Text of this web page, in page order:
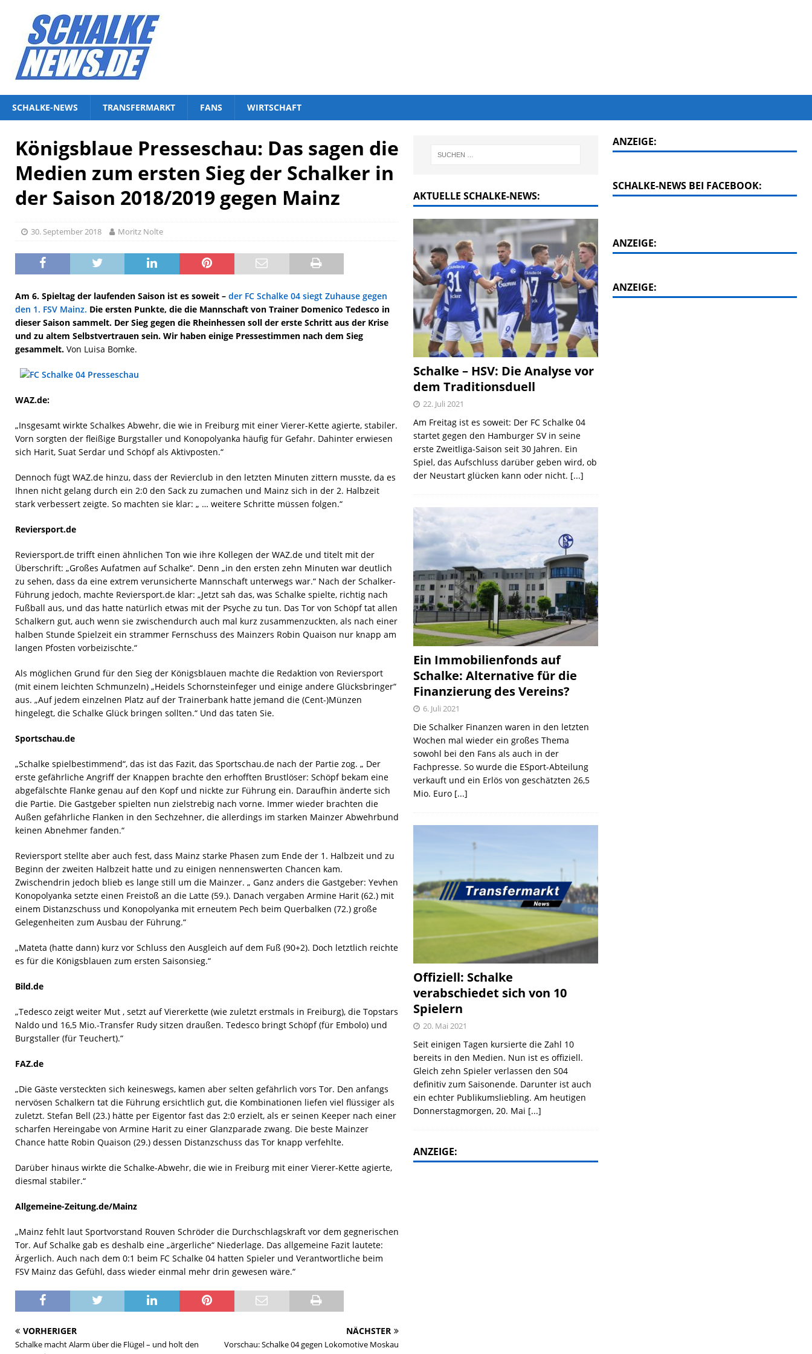
SCHALKE-NEWS TRANSFERMARKT FANS WIRTSCHAFT
Königsblaue Presseschau: Das sagen die
Medien zum ersten Sieg der Schalker in
der Saison 2018/2019 gegen Mainz
30. September 2018 Moritz Nolte
Am 6. Spieltag der laufenden Saison ist es soweit – der FC Schalke 04 siegt Zuhause gegen
den 1. FSV Mainz. Die ersten Punkte, die die Mannschaft von Trainer Domenico Tedesco in
dieser Saison sammelt. Der Sieg gegen die Rheinhessen soll der erste Schritt aus der Krise
und zu altem Selbstvertrauen sein. Wir haben einige Pressestimmen nach dem Sieg
gesammelt. Von Luisa Bomke.
WAZ.de:
„Insgesamt wirkte Schalkes Abwehr, die wie in Freiburg mit einer Vierer-Kette agierte, stabiler.
Vorn sorgten der fleißige Burgstaller und Konopolyanka häufig für Gefahr. Dahinter erwiesen
sich Harit, Suat Serdar und Schöpf als Aktivposten.“
Dennoch fügt WAZ.de hinzu, dass der Revierclub in den letzten Minuten zittern musste, da es
Ihnen nicht gelang durch ein 2:0 den Sack zu zumachen und Mainz sich in der 2. Halbzeit
stark verbessert zeigte. So machten sie klar: „ … weitere Schritte müssen folgen.“
Reviersport.de
Reviersport.de trifft einen ähnlichen Ton wie ihre Kollegen der WAZ.de und titelt mit der
Überschrift: „Großes Aufatmen auf Schalke“. Denn „in den ersten zehn Minuten war deutlich
zu sehen, dass da eine extrem verunsicherte Mannschaft unterwegs war.“ Nach der Schalker-
Führung jedoch, machte Reviersport.de klar: „Jetzt sah das, was Schalke spielte, richtig nach
Fußball aus, und das hatte natürlich etwas mit der Psyche zu tun. Das Tor von Schöpf tat allen
Schalkern gut, auch wenn sie zwischendurch auch mal kurz zusammenzuckten, als nach einer
halben Stunde Spielzeit ein strammer Fernschuss des Mainzers Robin Quaison nur knapp am
langen Pfosten vorbeizischte.“
Als möglichen Grund für den Sieg der Königsblauen machte die Redaktion von Reviersport
(mit einem leichten Schmunzeln) „Heidels Schornsteinfeger und einige andere Glücksbringer“
aus. „Auf jedem einzelnen Platz auf der Trainerbank hatte jemand die (Cent-)Münzen
hingelegt, die Schalke Glück bringen sollten.“ Und das taten Sie.
Sportschau.de
„Schalke spielbestimmend“, das ist das Fazit, das Sportschau.de nach der Partie zog. „ Der
erste gefährliche Angriff der Knappen brachte den erhofften Brustlöser: Schöpf bekam eine
abgefälschte Flanke genau auf den Kopf und nickte zur Führung ein. Daraufhin änderte sich
die Partie. Die Gastgeber spielten nun zielstrebig nach vorne. Immer wieder brachten die
Außen gefährliche Flanken in den Sechzehner, die allerdings im starken Mainzer Abwehrbund
keinen Abnehmer fanden.“
Reviersport stellte aber auch fest, dass Mainz starke Phasen zum Ende der 1. Halbzeit und zu
Beginn der zweiten Halbzeit hatte und zu einigen nennenswerten Chancen kam.
Zwischendrin jedoch blieb es lange still um die Mainzer. „ Ganz anders die Gastgeber: Yevhen
Konopolyanka setzte einen Freistoß an die Latte (59.). Danach vergaben Armine Harit (62.) mit
einem Distanzschuss und Konopolyanka mit erneutem Pech beim Querbalken (72.) große
Gelegenheiten zum Ausbau der Führung.“
„Mateta (hatte dann) kurz vor Schluss den Ausgleich auf dem Fuß (90+2). Doch letztlich reichte
es für die Königsblauen zum ersten Saisonsieg.“
Bild.de
„Tedesco zeigt weiter Mut , setzt auf Viererkette (wie zuletzt erstmals in Freiburg), die Topstars
Naldo und 16,5 Mio.-Transfer Rudy sitzen draußen. Tedesco bringt Schöpf (für Embolo) und
Burgstaller (für Teuchert).“
FAZ.de
„Die Gäste versteckten sich keineswegs, kamen aber selten gefährlich vors Tor. Den anfangs
nervösen Schalkern tat die Führung ersichtlich gut, die Kombinationen liefen viel flüssiger als
zuletzt. Stefan Bell (23.) hätte per Eigentor fast das 2:0 erzielt, als er seinen Keeper nach einer
scharfen Hereingabe von Armine Harit zu einer Glanzparade zwang. Die beste Mainzer
Chance hatte Robin Quaison (29.) dessen Distanzschuss das Tor knapp verfehlte.
Darüber hinaus wirkte die Schalke-Abwehr, die wie in Freiburg mit einer Vierer-Kette agierte,
diesmal stabiler.“
Allgemeine-Zeitung.de/Mainz
„Mainz fehlt laut Sportvorstand Rouven Schröder die Durchschlagskraft vor dem gegnerischen
Tor. Auf Schalke gab es deshalb eine „ärgerliche“ Niederlage. Das allgemeine Fazit lautete:
Ärgerlich. Auch nach dem 0:1 beim FC Schalke 04 hatten Spieler und Verantwortliche beim
FSV Mainz das Gefühl, dass wieder einmal mehr drin gewesen wäre.“
VORHERIGER
Schalke macht Alarm über die Flügel – und holt den
NÄCHSTER
Vorschau: Schalke 04 gegen Lokomotive Moskau
AKTUELLE SCHALKE-NEWS:
Schalke – HSV: Die Analyse vor
dem Traditionsduell
22. Juli 2021
Am Freitag ist es soweit: Der FC Schalke 04
startet gegen den Hamburger SV in seine
erste Zweitliga-Saison seit 30 Jahren. Ein
Spiel, das Aufschluss darüber geben wird, ob
der Neustart glücken kann oder nicht. [...]
Ein Immobilienfonds auf
Schalke: Alternative für die
Finanzierung des Vereins?
6. Juli 2021
Die Schalker Finanzen waren in den letzten
Wochen mal wieder ein großes Thema
sowohl bei den Fans als auch in der
Fachpresse. So wurde die ESport-Abteilung
verkauft und ein Erlös von geschätzten 26,5
Mio. Euro [...]
Offiziell: Schalke
verabschiedet sich von 10
Spielern
20. Mai 2021
Seit einigen Tagen kursierte die Zahl 10
bereits in den Medien. Nun ist es offiziell.
Gleich zehn Spieler verlassen den S04
definitiv zum Saisonende. Darunter ist auch
ein echter Publikumsliebling. Am heutigen
Donnerstagmorgen, 20. Mai [...]
ANZEIGE:
ANZEIGE:
SCHALKE-NEWS BEI FACEBOOK:
ANZEIGE:
ANZEIGE: